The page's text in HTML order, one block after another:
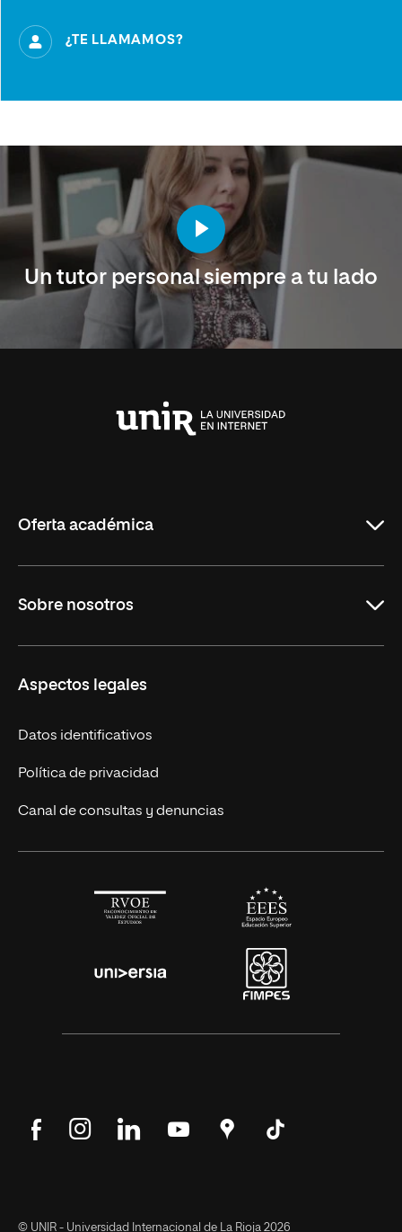
¿TE LLAMAMOS?
Un tutor personal siempre a tu lado
Oferta académica
Licenciaturas en línea
Cursos Europeos
Títulos Americanos
Alianza Newman
Sobre nosotros
Nuestros alumnos
Únete a nosotros
Actualidad
Solicita información
Aspectos legales
Datos identificativos
Política de privacidad
Canal de consultas y denuncias
Síguenos Síguenos SíguenosSíguenos
Encuéntranos
© UNIR - Universidad Internacional de La Rioja 2026